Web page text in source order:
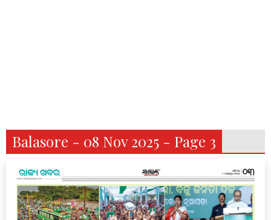
Balasore - 08 Nov 2025 - Page 3